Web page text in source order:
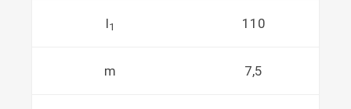
l1 110
m 7,5